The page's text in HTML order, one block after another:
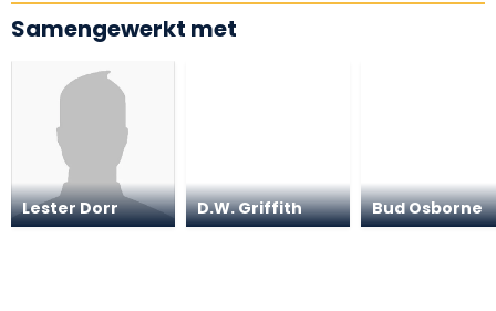
Samengewerkt met
Lester Dorr D.W. Griffith Bud Osborne